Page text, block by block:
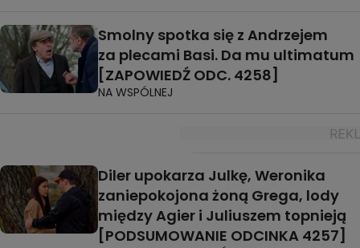
Smolny spotka się z Andrzejem
za plecami Basi. Da mu ultimatum
[ZAPOWIEDŹ ODC. 4258]
NA WSPÓLNEJ
Diler upokarza Julkę, Weronika
zaniepokojona żoną Grega, lody
między Agier i Juliuszem topnieją
[PODSUMOWANIE ODCINKA 4257]